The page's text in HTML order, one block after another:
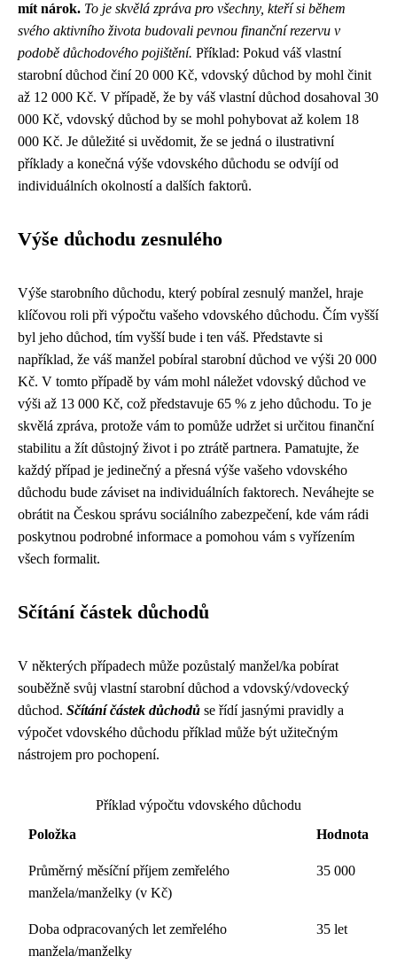
mít nárok. To je skvělá zpráva pro všechny, kteří si během
svého aktivního života budovali pevnou finanční rezervu v
podobě důchodového pojištění. Příklad: Pokud váš vlastní
starobní důchod činí 20 000 Kč, vdovský důchod by mohl činit
až 12 000 Kč. V případě, že by váš vlastní důchod dosahoval 30
000 Kč, vdovský důchod by se mohl pohybovat až kolem 18
000 Kč. Je důležité si uvědomit, že se jedná o ilustrativní
příklady a konečná výše vdovského důchodu se odvíjí od
individuálních okolností a dalších faktorů.
Výše důchodu zesnulého
Výše starobního důchodu, který pobíral zesnulý manžel, hraje
klíčovou roli při výpočtu vašeho vdovského důchodu. Čím vyšší
byl jeho důchod, tím vyšší bude i ten váš. Představte si
například, že váš manžel pobíral starobní důchod ve výši 20 000
Kč. V tomto případě by vám mohl náležet vdovský důchod ve
výši až 13 000 Kč, což představuje 65 % z jeho důchodu. To je
skvělá zpráva, protože vám to pomůže udržet si určitou finanční
stabilitu a žít důstojný život i po ztrátě partnera. Pamatujte, že
každý případ je jedinečný a přesná výše vašeho vdovského
důchodu bude záviset na individuálních faktorech. Neváhejte se
obrátit na Českou správu sociálního zabezpečení, kde vám rádi
poskytnou podrobné informace a pomohou vám s vyřízením
všech formalit.
Sčítání částek důchodů
V některých případech může pozůstalý manžel/ka pobírat
souběžně svůj vlastní starobní důchod a vdovský/vdovecký
důchod. Sčítání částek důchodů se řídí jasnými pravidly a
výpočet vdovského důchodu příklad může být užitečným
nástrojem pro pochopení.
Příklad výpočtu vdovského důchodu
Položka
Hodnota
Průměrný měsíční příjem zemřelého
manžela/manželky (v Kč)
35 000
Doba odpracovaných let zemřelého
manžela/manželky
35 let